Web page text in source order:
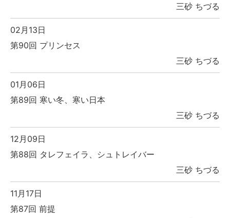
三砂 ちづる
02月13日
第90回 プリンセス
三砂 ちづる
01月06日
第89回 寒い冬、寒い日本
三砂 ちづる
12月09日
第88回 タレフェイラ、シュトレイバー
三砂 ちづる
11月17日
第87回 前提